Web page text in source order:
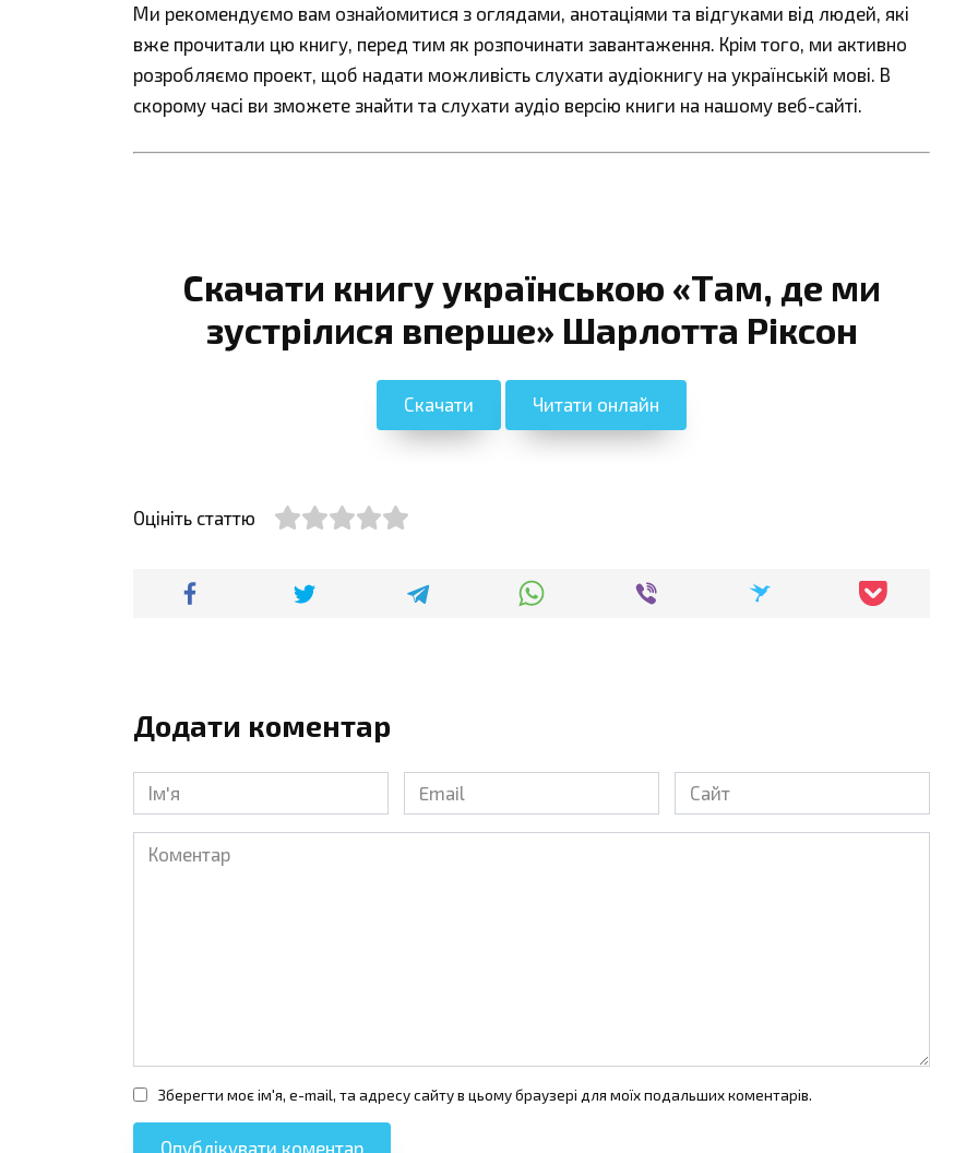
Ми рекомендуємо вам ознайомитися з оглядами, анотаціями та відгуками від людей, які
вже прочитали цю книгу, перед тим як розпочинати завантаження. Крім того, ми активно
розробляємо проект, щоб надати можливість слухати аудіокнигу на українській мові. В
скорому часі ви зможете знайти та слухати аудіо версію книги на нашому веб-сайті.
Скачати книгу українською «Там, де ми
зустрілися вперше» Шарлотта Ріксон
Скачати Читати онлайн
Оцініть статтю
Додати коментар
Ім'я
Email
Сайт
Коментар
Зберегти моє ім'я, e-mail, та адресу сайту в цьому браузері для моїх подальших коментарів.